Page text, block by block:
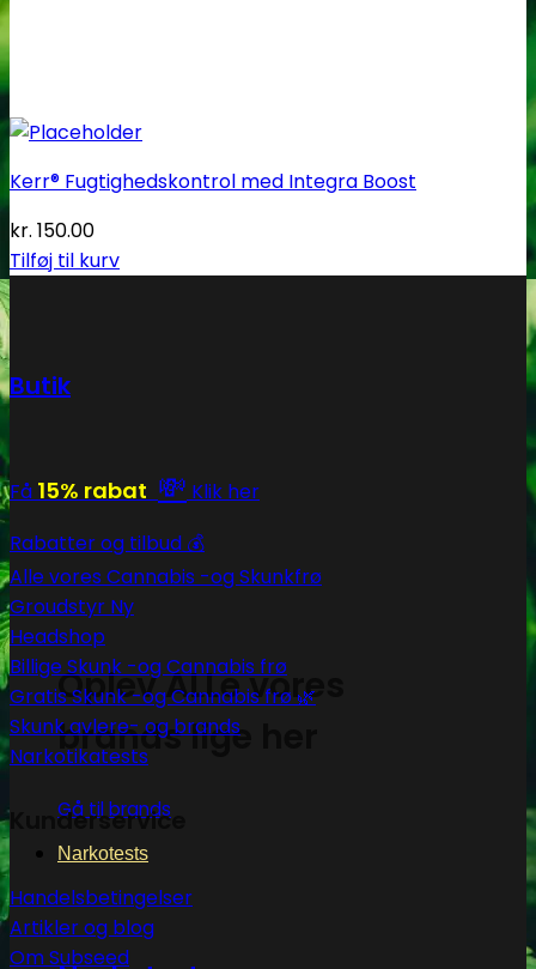
Oplev ALLe vores
brands lige her
Gå til brands
Narkotests
Kerr® Fugtighedskontrol med Integra Boost
kr. 150.00
Tilføj til kurv
Butik
Få 15% rabat 💸 Klik her
Rabatter og tilbud 💰
Alle vores Cannabis -og Skunkfrø
Groudstyr
Headshop
Billige Skunk -og Cannabis frø
Gratis Skunk -og Cannabis frø 🌿
Skunk avlere- og brands
Narkotikatests
Kunderservice
Handelsbetingelser
Artikler og blog
Om Subseed